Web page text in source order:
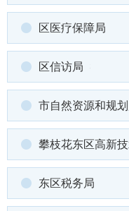
区医疗保障局
区信访局
市自然资源和规
攀枝花东区高新
东区税务局